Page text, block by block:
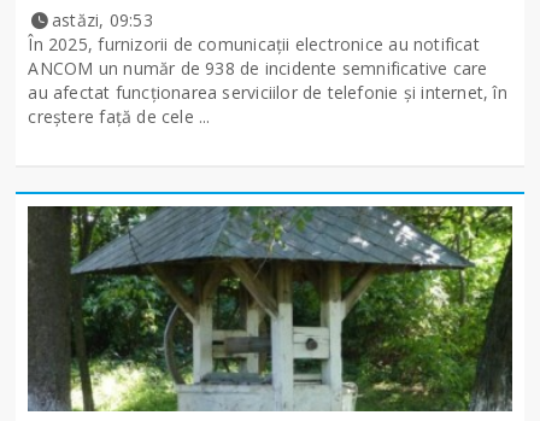
astăzi, 09:53
În 2025, furnizorii de comunicații electronice au notificat
ANCOM un număr de 938 de incidente semnificative care
au afectat funcționarea serviciilor de telefonie și internet, în
creștere față de cele ...